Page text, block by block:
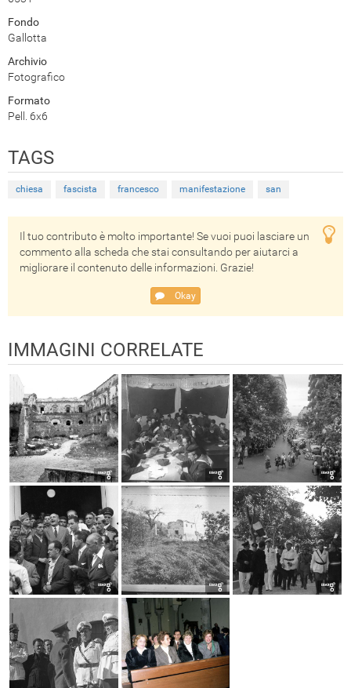
Fondo
Gallotta
Archivio
Fotografico
Formato
Pell. 6x6
TAGS
chiesa fascista francesco manifestazione san
Il tuo contributo è molto importante! Se vuoi puoi lasciare un
commento alla scheda che stai consultando per aiutarci a
migliorare il contenuto delle informazioni. Grazie!
Okay
IMMAGINI CORRELATE